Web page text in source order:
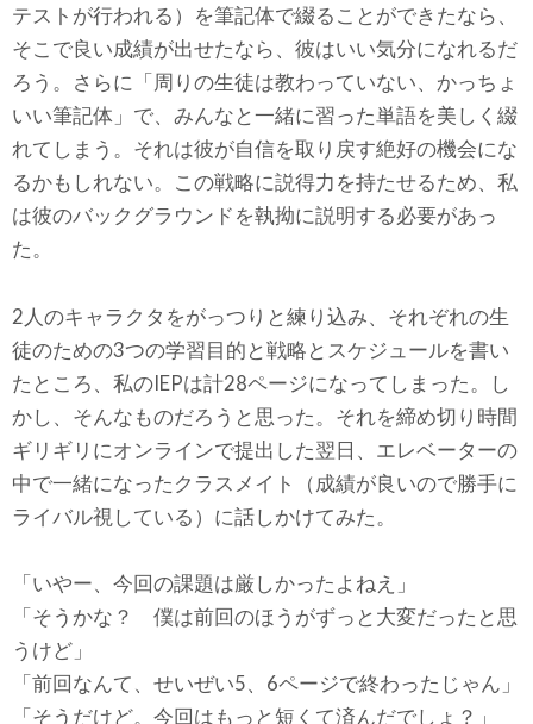
テストが行われる）を筆記体で綴ることができたなら、
そこで良い成績が出せたなら、彼はいい気分になれるだ
ろう。さらに「周りの生徒は教わっていない、かっちょ
いい筆記体」で、みんなと一緒に習った単語を美しく綴
れてしまう。それは彼が自信を取り戻す絶好の機会にな
るかもしれない。この戦略に説得力を持たせるため、私
は彼のバックグラウンドを執拗に説明する必要があっ
た。
2人のキャラクタをがっつりと練り込み、それぞれの生
徒のための3つの学習目的と戦略とスケジュールを書い
たところ、私のIEPは計28ページになってしまった。し
かし、そんなものだろうと思った。それを締め切り時間
ギリギリにオンラインで提出した翌日、エレベーターの
中で一緒になったクラスメイト（成績が良いので勝手に
ライバル視している）に話しかけてみた。
「いやー、今回の課題は厳しかったよねえ」
「そうかな？ 僕は前回のほうがずっと大変だったと思
うけど」
「前回なんて、せいぜい5、6ページで終わったじゃん」
「そうだけど。今回はもっと短くて済んだでしょ？」